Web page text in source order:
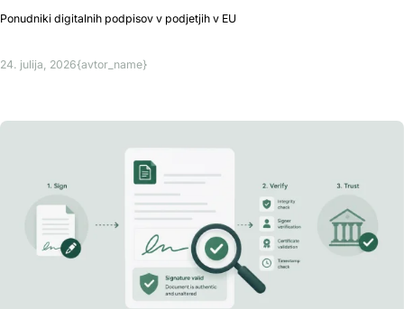
Ponudniki digitalnih podpisov v podjetjih v EU
24. julija, 2026{avtor_name}